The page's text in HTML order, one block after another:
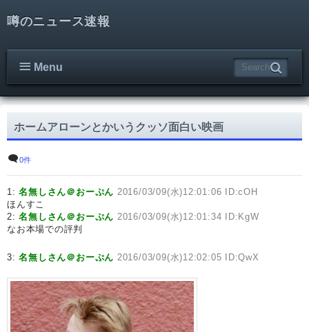
噂のニュース速報
Menu
ホームアローンとかいうクッソ面白い映画
0件
1:名無しさん＠おーぷん 2016/03/09(水)12:01:06 ID:cOH
ほんすこ
2:名無しさん＠おーぷん 2016/03/09(水)12:01:34 ID:KgW
なお本場での評判
3:名無しさん＠おーぷん 2016/03/09(水)12:02:05 ID:QwX